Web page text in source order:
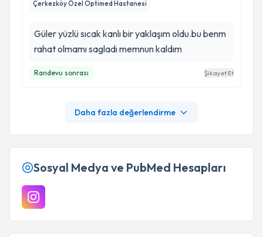
Çerkezköy Özel Optimed Hastanesi
Güler yüzlü sıcak kanlı bir yaklaşım oldu.bu benm
rahat olmamı sagladı memnun kaldım
Randevu sonrası Şikayet Et
Daha fazla değerlendirme
Sosyal Medya ve PubMed Hesapları